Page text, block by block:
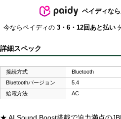
ペイディな
今ならペイディの 3・6・12回あと払い
詳細スペック
接続方式
Bluetooth
Bluetoothバージョン
5.4
給電方法
AC